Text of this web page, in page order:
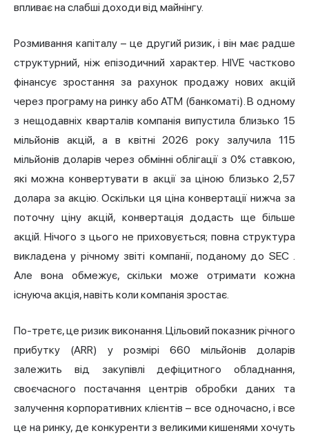
впливає на слабші доходи від майнінгу.
Розмивання капіталу – це другий ризик, і він має радше
структурний, ніж епізодичний характер. HIVE частково
фінансує зростання за рахунок продажу нових акцій
через програму на ринку або ATM (банкоматі). В одному
з нещодавніх кварталів компанія випустила близько 15
мільйонів акцій, а в квітні 2026 року залучила 115
мільйонів доларів через обмінні облігації з 0% ставкою,
які можна конвертувати в акції за ціною близько 2,57
долара за акцію. Оскільки ця ціна конвертації нижча за
поточну ціну акцій, конвертація додасть ще більше
акцій. Нічого з цього не приховується; повна структура
викладена у річному звіті компанії, поданому до SEC.
Але вона обмежує, скільки може отримати кожна
існуюча акція, навіть коли компанія зростає.
По-третє, це ризик виконання. Цільовий показник річного
прибутку (ARR) у розмірі 660 мільйонів доларів
залежить від закупівлі дефіцитного обладнання,
своєчасного постачання центрів обробки даних та
залучення корпоративних клієнтів – все одночасно, і все
це на ринку, де конкуренти з великими кишенями хочуть